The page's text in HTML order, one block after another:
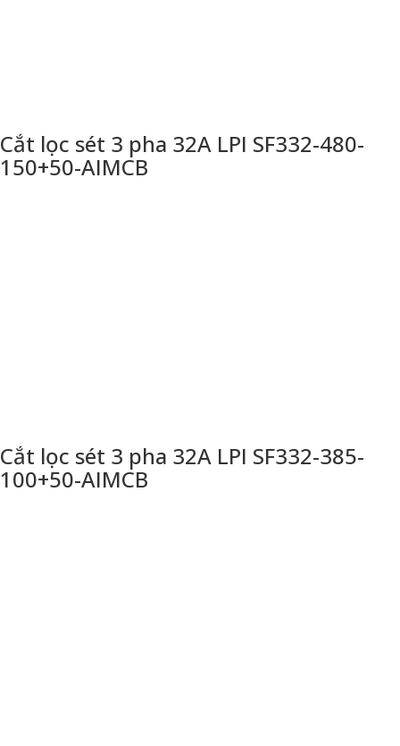
Cắt lọc sét 3 pha 32A LPI SF332-480-
150+50-AIMCB
Cắt lọc sét 3 pha 32A LPI SF332-385-
100+50-AIMCB